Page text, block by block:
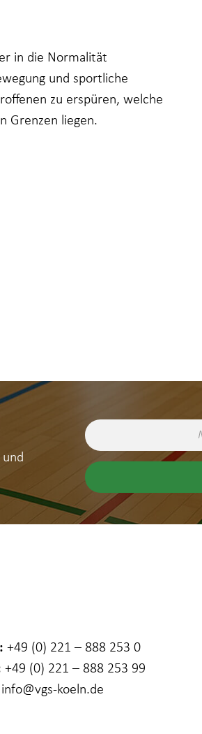
in die Normalität
und sportliche
zu erspüren, welche
Grenzen liegen.
+49 (0) 221 – 888 253 0
+49 (0) 221 – 888 253 99
info@vgs-koeln.de